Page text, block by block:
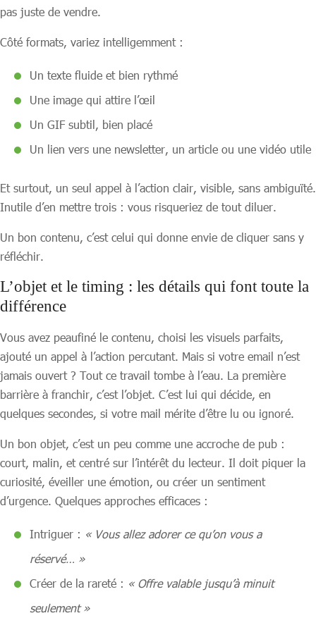
pas juste de vendre.
Côté formats, variez intelligemment :
Un texte fluide et bien rythmé
Une image qui attire l’œil
Un GIF subtil, bien placé
Un lien vers une newsletter, un article ou une vidéo utile
Et surtout, un seul appel à l’action clair, visible, sans ambiguïté.
Inutile d’en mettre trois : vous risqueriez de tout diluer.
Un bon contenu, c’est celui qui donne envie de cliquer sans y
réfléchir.
L’objet et le timing : les détails qui font toute la
différence
Vous avez peaufiné le contenu, choisi les visuels parfaits,
ajouté un appel à l’action percutant. Mais si votre email n’est
jamais ouvert ? Tout ce travail tombe à l’eau. La première
barrière à franchir, c’est l’objet. C’est lui qui décide, en
quelques secondes, si votre mail mérite d’être lu ou ignoré.
Un bon objet, c’est un peu comme une accroche de pub :
court, malin, et centré sur l’intérêt du lecteur. Il doit piquer la
curiosité, éveiller une émotion, ou créer un sentiment
d’urgence. Quelques approches efficaces :
Intriguer : « Vous allez adorer ce qu’on vous a
réservé… »
Créer de la rareté : « Offre valable jusqu’à minuit
seulement »